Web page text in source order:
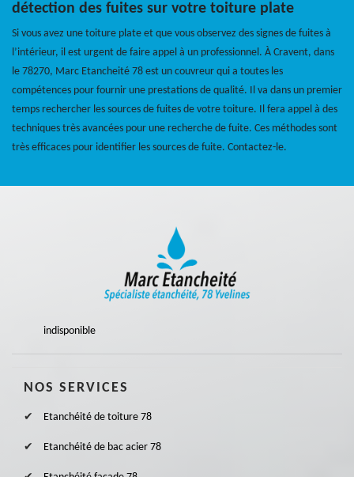
détection des fuites sur votre toiture plate
Si vous avez une toiture plate et que vous observez des signes de fuites à
l’intérieur, il est urgent de faire appel à un professionnel. À Cravent, dans
le 78270, Marc Etancheité 78 est un couvreur qui a toutes les
compétences pour fournir une prestations de qualité. Il va dans un premier
temps rechercher les sources de fuites de votre toiture. Il fera appel à des
techniques très avancées pour une recherche de fuite. Ces méthodes sont
très efficaces pour identifier les sources de fuite. Contactez-le.
indisponible
NOS SERVICES
Etanchéité de toiture 78
Etanchéité de bac acier 78